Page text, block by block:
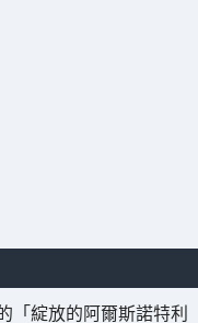
「綻放的阿爾斯諾特利